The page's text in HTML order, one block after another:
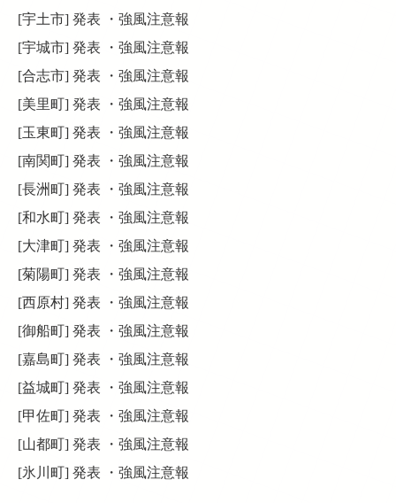
[宇土市] 発表 ・強風注意報
[宇城市] 発表 ・強風注意報
[合志市] 発表 ・強風注意報
[美里町] 発表 ・強風注意報
[玉東町] 発表 ・強風注意報
[南関町] 発表 ・強風注意報
[長洲町] 発表 ・強風注意報
[和水町] 発表 ・強風注意報
[大津町] 発表 ・強風注意報
[菊陽町] 発表 ・強風注意報
[西原村] 発表 ・強風注意報
[御船町] 発表 ・強風注意報
[嘉島町] 発表 ・強風注意報
[益城町] 発表 ・強風注意報
[甲佐町] 発表 ・強風注意報
[山都町] 発表 ・強風注意報
[氷川町] 発表 ・強風注意報